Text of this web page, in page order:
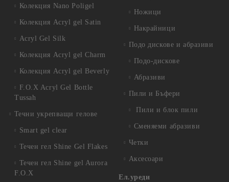
Колекция Nano Poligel
Колекция Acryl gel Satin
Acryl Gel Silk
Колекция Acryl gel Charm
Колекция Acryl gel Beverly
F.O.X Acryl Gel Bottle
Tussah
Течни укрепващи гелове
Smart gel clear
Течен гел Shine Gel Flakes
Течен гел Shine gel Aurora
F.O.X
Ножици
Накрайници
Подо дискове и абразиви
Подо-дискове
Абразиви
Пили и Бъфери
Пили и блок пили
Сменяеми абразиви
Четки
Аксесоари
Ел.уреди